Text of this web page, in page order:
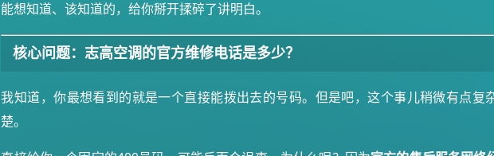
能想知道、该知道的，给你掰开揉碎了讲明白。
核心问题：志高空调的官方维修电话是多少？
我知道，你最想看到的就是一个直接能拨出去的号码。但是吧，这个事儿稍微有点
楚。